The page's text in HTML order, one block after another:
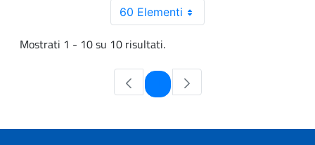
60 Elementi
Mostrati 1 - 10 su 10 risultati.
Pagina